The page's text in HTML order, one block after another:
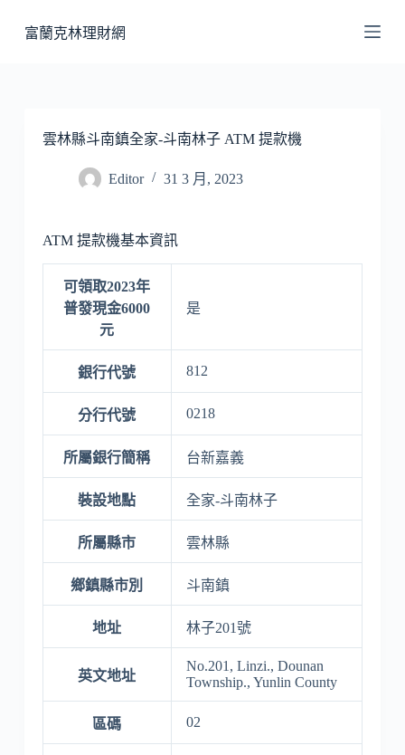
至
富蘭克林理財網
雲林縣斗南鎮全家-斗南林子 ATM 提款機
Editor 31 3 月, 2023
ATM 提款機基本資訊
可領取2023年
普發現金6000
元
是
銀行代號 812
分行代號 0218
所屬銀行簡稱 台新嘉義
裝設地點 全家-斗南林子
所屬縣市 雲林縣
鄉鎮縣市別 斗南鎮
地址 林子201號
英文地址
No.201, Linzi., Dounan
Township., Yunlin County
區碼 02